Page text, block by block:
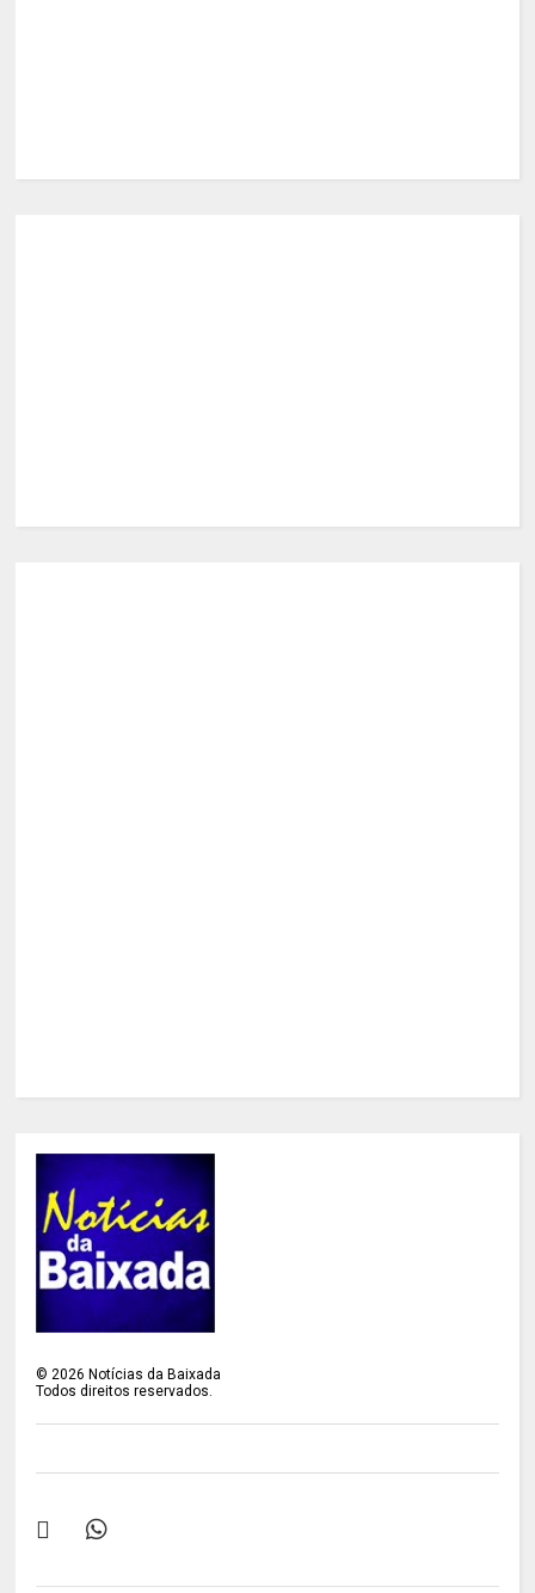
©2026 Notícias da Baixada
Todos direitos reservados.